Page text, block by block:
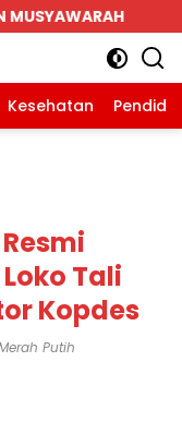
dan Bank BRI
Kesehatan
Tali
Kopdes
Putih